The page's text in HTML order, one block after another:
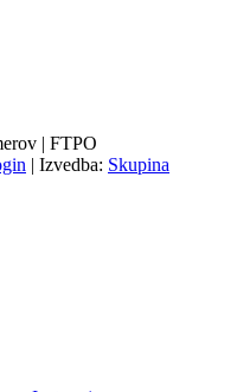
| FTPO
| Izvedba: Skupina